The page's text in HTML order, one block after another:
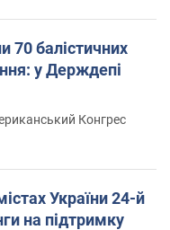
70 балістичних
у Держдепі
Конгрес
України 24-й
на підтримку